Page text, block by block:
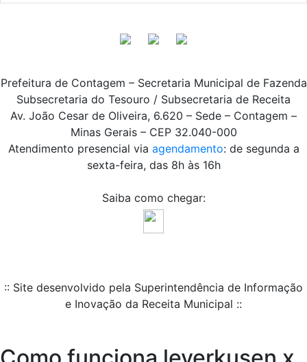
Prefeitura de Contagem – Secretaria Municipal de Fazenda
Subsecretaria do Tesouro / Subsecretaria de Receita
Av. João Cesar de Oliveira, 6.620 – Sede – Contagem –
Minas Gerais – CEP 32.040-000
Atendimento presencial via agendamento: de segunda a
sexta-feira, das 8h às 16h
Saiba como chegar:
:: Site desenvolvido pela Superintendência de Informação
e Inovação da Receita Municipal ::